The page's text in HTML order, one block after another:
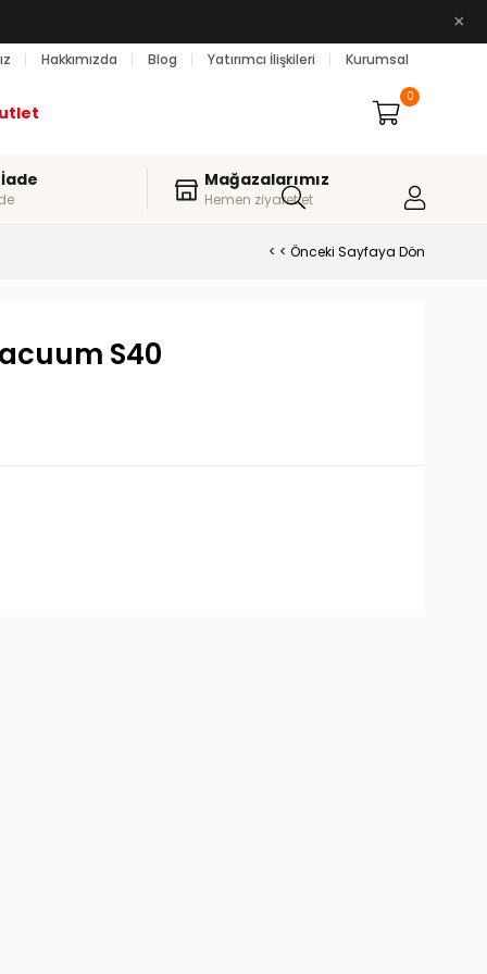
×
Hakkımızda Blog Yatırımcı İlişkileri Kurumsal
0
Mağazalarımız
Hemen ziyaret et
< < Önceki Sayfaya Dön
S40